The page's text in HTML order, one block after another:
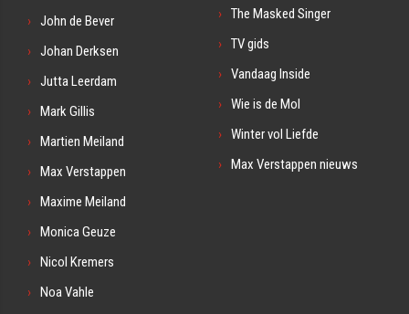
John de Bever
Johan Derksen
Jutta Leerdam
Mark Gillis
Martien Meiland
Max Verstappen
Maxime Meiland
Monica Geuze
Nicol Kremers
Noa Vahle
The Masked Singer
TV gids
Vandaag Inside
Wie is de Mol
Winter vol Liefde
Max Verstappen nieuws